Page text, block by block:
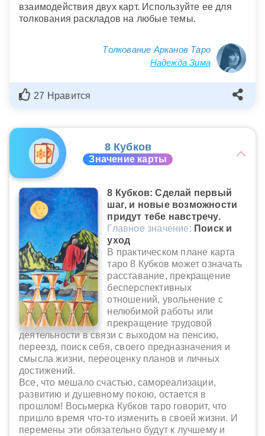
взаимодействия двух карт. Используйте ее для
толкования раскладов на любые темы.
Толкование Арканов Таро
Надежда Зима
27 Нравится
8 Кубков
Значение карты
8 Кубков: Сделай первый
шаг, и новые возможности
придут тебе навстречу.
Главное значение: Поиск и
уход
В практическом плане карта
таро 8 Кубков может означать
расставание, прекращение
бесперспективных
отношений, увольнение с
нелюбимой работы или
прекращение трудовой
деятельности в связи с выходом на пенсию,
переезд, поиск себя, своего предназначения и
смысла жизни, переоценку планов и личных
достижений.
Все, что мешало счастью, самореализации,
развитию и душевному покою, остается в
прошлом! Восьмерка Кубков таро говорит, что
пришло время что-то изменить в своей жизни. И
перемены эти обязательно будут к лучшему и